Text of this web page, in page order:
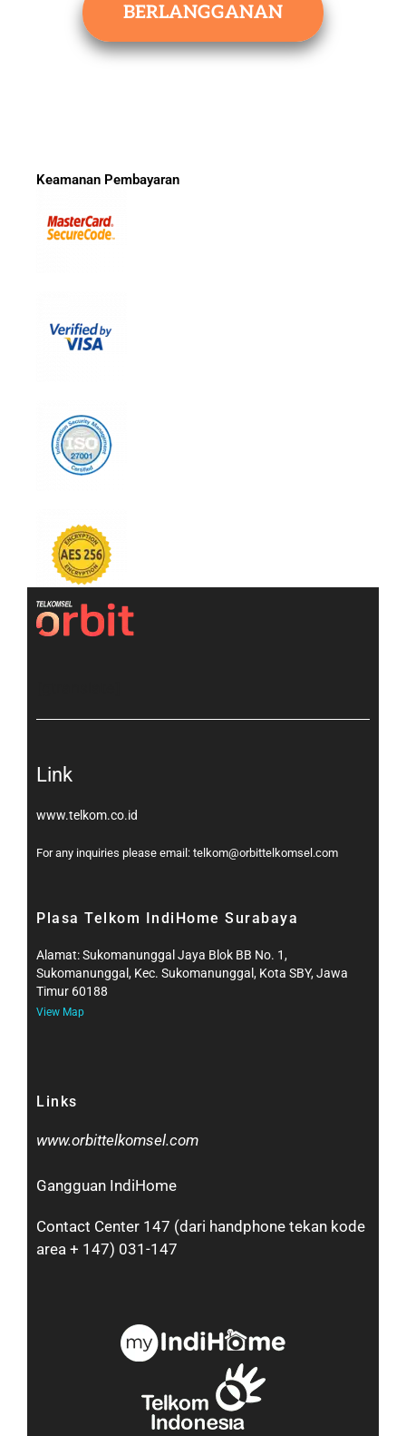
BERLANGGANAN
Keamanan Pembayaran
Link
www.telkom.co.id
For any inquiries please email: telkom@orbittelkomsel.com
Plasa Telkom IndiHome Surabaya
Alamat: Sukomanunggal Jaya Blok BB No. 1,
Sukomanunggal, Kec. Sukomanunggal, Kota SBY, Jawa
Timur 60188
View Map
Links
www.orbittelkomsel.com
Gangguan IndiHome
Contact Center 147 (dari handphone tekan kode
area + 147) 031-147